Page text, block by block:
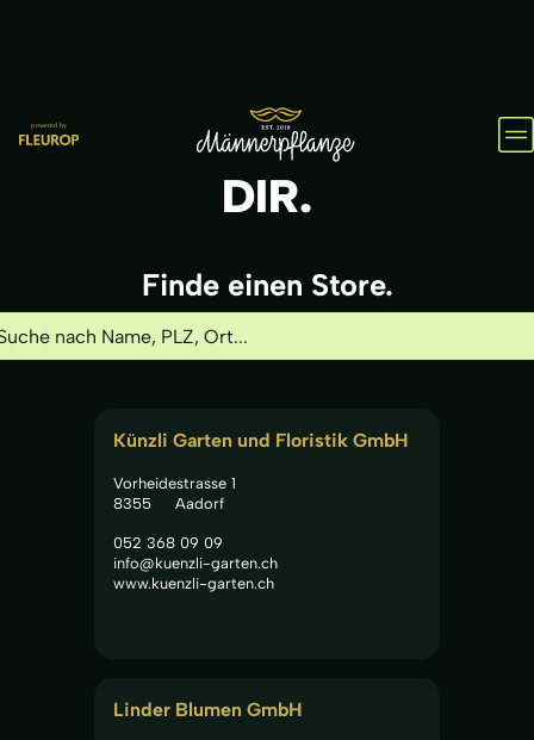
HOL IHN
DIR.
Finde einen Store.
Künzli Garten und Floristik GmbH
Vorheidestrasse 1
8355
Aadorf
052 368 09 09
info@kuenzli-garten.ch
www.kuenzli-garten.ch
Linder Blumen GmbH